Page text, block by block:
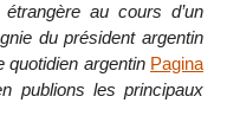
au cours d’un
du président argentin
quotidien argentin Pagina
publions les principaux